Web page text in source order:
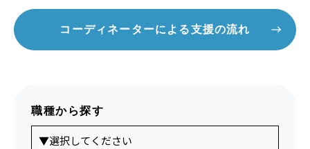
コーディネーターによる支援の流れ
職種から探す